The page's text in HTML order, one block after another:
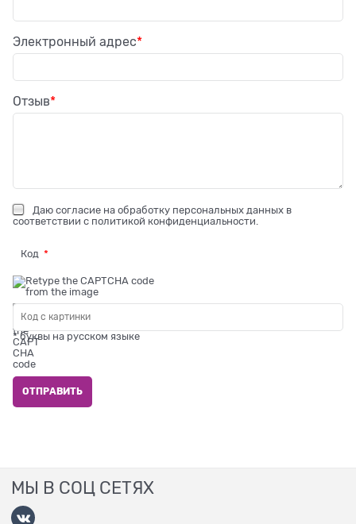
Электронный адрес
Отзыв
Даю согласие на обработку персональных данных в
соответствии с политикой конфиденциальности
Код
* буквы на русском языке
МЫ В СОЦ СЕТЯХ